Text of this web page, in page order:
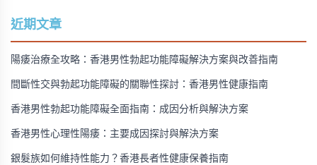
近期文章
陽痿治療全攻略：香港男性勃起功能障礙解決方案與改善指南
間斷性交與勃起功能障礙的關聯性探討：香港男性健康指南
香港男性勃起功能障礙全面指南：成因分析與解決方案
香港男性心理性陽痿：主要成因探討與解決方案
銀髮族如何維持性能力？香港長者性健康保養指南